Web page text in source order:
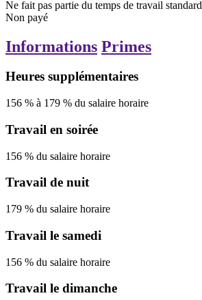
Ne fait pas partie du temps de travail standard
Non payé
Informations Primes
Heures supplémentaires
156 % à 179 % du salaire horaire
Travail en soirée
156 % du salaire horaire
Travail de nuit
179 % du salaire horaire
Travail le samedi
156 % du salaire horaire
Travail le dimanche